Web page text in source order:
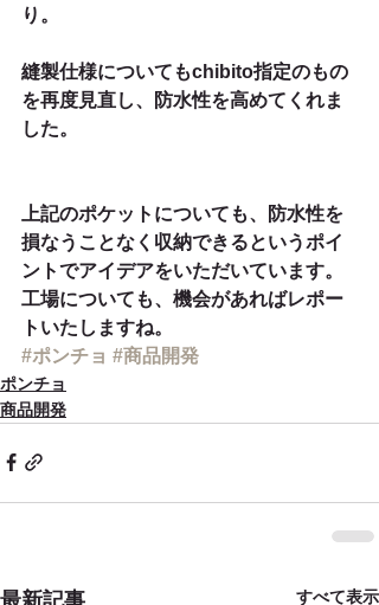
り。
縫製仕様についてもchibito指定のもの
を再度見直し、防水性を高めてくれま
した。
上記のポケットについても、防水性を
損なうことなく収納できるというポイ
ントでアイデアをいただいています。
工場についても、機会があればレポー
トいたしますね。
#ポンチョ #商品開発
ポンチョ
商品開発
最新記事 すべて表示